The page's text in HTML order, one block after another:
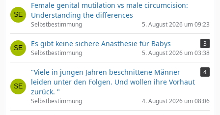
Female genital mutilation vs male circumcision:
Understanding the differences
Selbstbestimmung 5. August 2026 um 09:23
Es gibt keine sichere Anästhesie für Babys
3
Selbstbestimmung
5. August 2026 um 03:38
"Viele in jungen Jahren beschnittene Männer
leiden unter den Folgen. Und wollen ihre Vorhaut
zurück. "
4
Selbstbestimmung 4. August 2026 um 08:06